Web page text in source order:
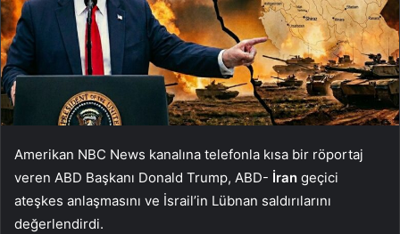
Amerikan NBC News kanalına telefonla kısa bir röportaj
veren ABD Başkanı Donald Trump, ABD- İran geçici
ateşkes anlaşmasını ve İsrail’in Lübnan saldırılarını
değerlendirdi.